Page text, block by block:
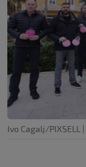
Ivo Cagalj/PIXSELL |